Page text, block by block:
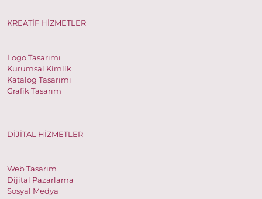
KREATİF HİZMETLER
Logo Tasarımı
Kurumsal Kimlik
Katalog Tasarımı
Grafik Tasarım
DİJİTAL HİZMETLER
Web Tasarım
Dijital Pazarlama
Sosyal Medya